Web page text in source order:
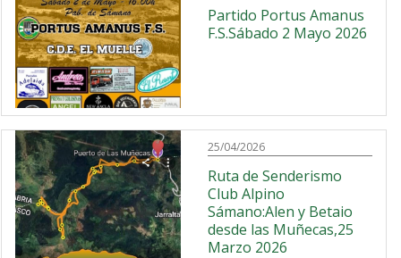
Partido Portus Amanus
F.S.Sábado 2 Mayo 2026
25/04/2026
Ruta de Senderismo
Club Alpino
Sámano:Alen y Betaio
desde las Muñecas,25
Marzo 2026